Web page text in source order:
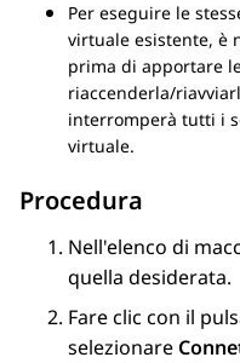
Per eseguire le
virtuale esistente, è
prima di apportare
riaccenderla/
interromperà tutti i
virtuale.
Procedura
Nell'elenco di
quella desiderata.
Fare clic con il
selezionare